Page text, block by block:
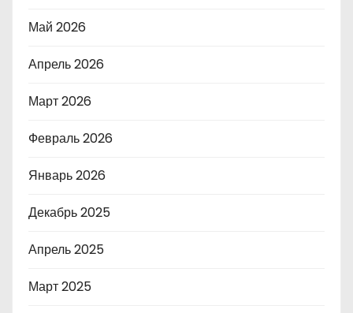
Май 2026
Апрель 2026
Март 2026
Февраль 2026
Январь 2026
Декабрь 2025
Апрель 2025
Март 2025